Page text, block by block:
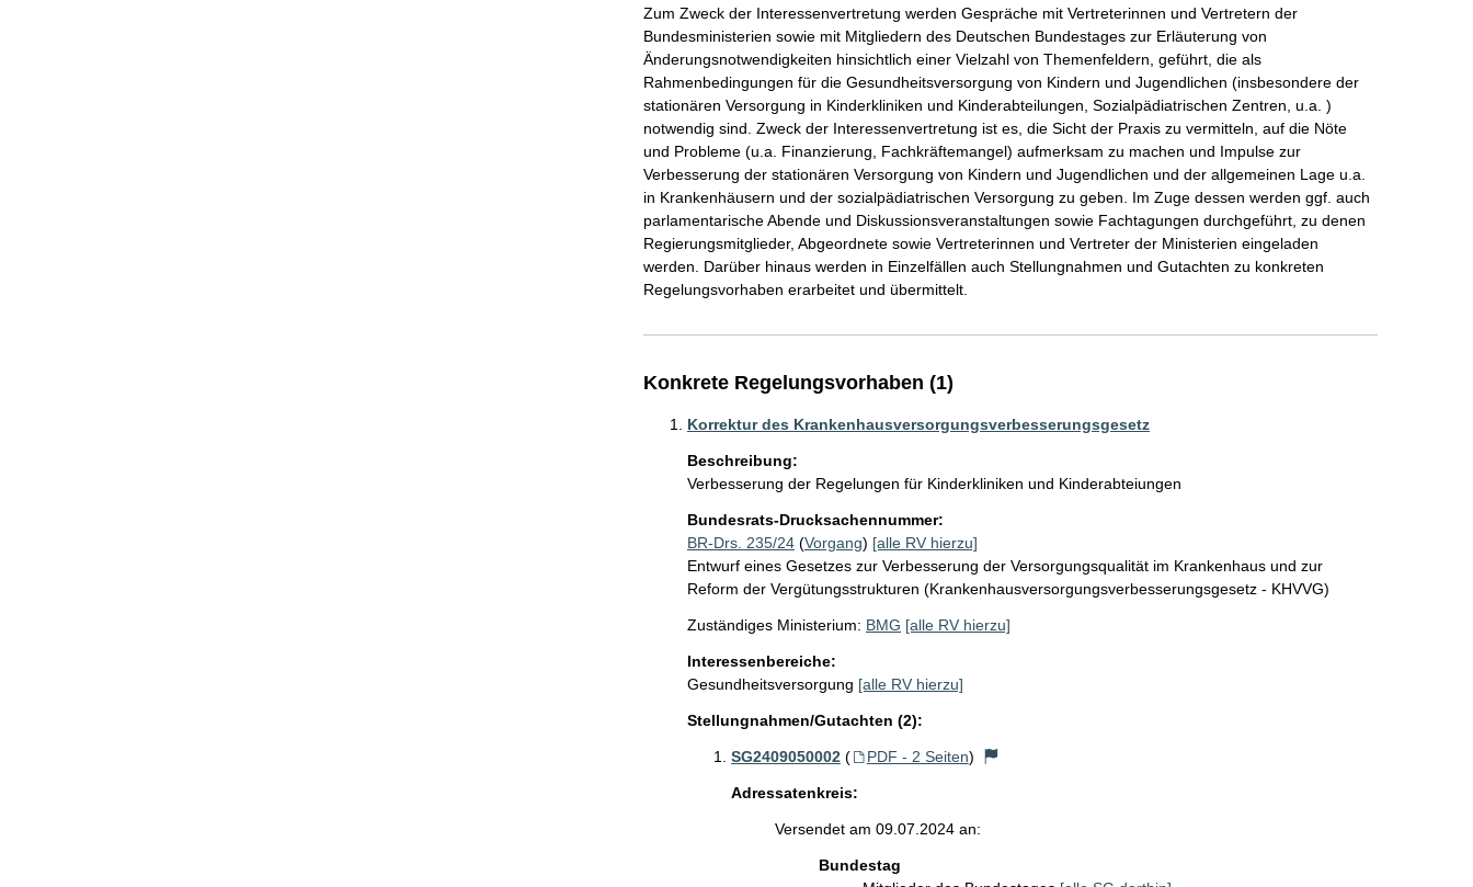
Zum Zweck der Interessenvertretung werden Gespräche mit Vertreterinnen und Vertretern der
Bundesministerien sowie mit Mitgliedern des Deutschen Bundestages zur Erläuterung von
Änderungsnotwendigkeiten hinsichtlich einer Vielzahl von Themenfeldern, geführt, die als
Rahmenbedingungen für die Gesundheitsversorgung von Kindern und Jugendlichen (insbesondere der
stationären Versorgung in Kinderkliniken und Kinderabteilungen, Sozialpädiatrischen Zentren, u.a. )
notwendig sind. Zweck der Interessenvertretung ist es, die Sicht der Praxis zu vermitteln, auf die Nöte
und Probleme (u.a. Finanzierung, Fachkräftemangel) aufmerksam zu machen und Impulse zur
Verbesserung der stationären Versorgung von Kindern und Jugendlichen und der allgemeinen Lage u.a.
in Krankenhäusern und der sozialpädiatrischen Versorgung zu geben. Im Zuge dessen werden ggf. auch
parlamentarische Abende und Diskussionsveranstaltungen sowie Fachtagungen durchgeführt, zu denen
Regierungsmitglieder, Abgeordnete sowie Vertreterinnen und Vertreter der Ministerien eingeladen
werden. Darüber hinaus werden in Einzelfällen auch Stellungnahmen und Gutachten zu konkreten
Regelungsvorhaben erarbeitet und übermittelt.
Konkrete Regelungsvorhaben (1)
Korrektur des Krankenhausversorgungsverbesserungsgesetz
Beschreibung:
Verbesserung der Regelungen für Kinderkliniken und Kinderabteiungen
Bundesrats-Drucksachennummer:
BR-Drs. 235/24(Vorgang) [alle RV hierzu]
Entwurf eines Gesetzes zur Verbesserung der Versorgungsqualität im Krankenhaus und zur
Reform der Vergütungsstrukturen (Krankenhausversorgungsverbesserungsgesetz - KHVVG)
Zuständiges Ministerium: BMG [alle RV hierzu]
Interessenbereiche:
Gesundheitsversorgung [alle RV hierzu]
Stellungnahmen/Gutachten (2):
SG2409050002 ( PDF - 2 Seiten)
Adressatenkreis:
Versendet am 09.07.2024 an:
Bundestag